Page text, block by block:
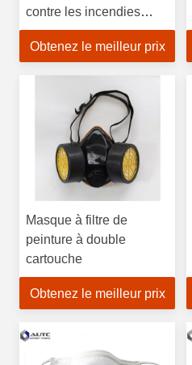
contre les incendies
PPE Masque
d'évacuation contre les
sécurité industrielle
Masque d'évacuation
contre les incendies
Obtenez le meilleur prix
Masque à filtre de
peinture à double
cartouche
Obtenez le meilleur prix